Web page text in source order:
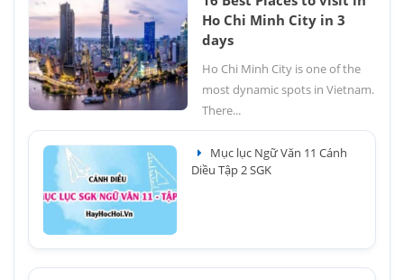
Ho Chi Minh City in 3
days
Ho Chi Minh City is one of the
most dynamic spots in Vietnam.
There...
Mục lục Ngữ Văn 11 Cánh
Diều Tập 2 SGK